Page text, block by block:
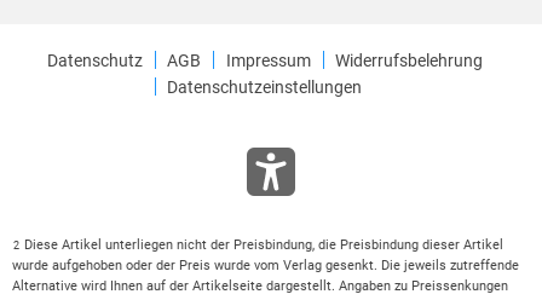
Datenschutz AGB Impressum
Widerrufsbelehrung
Datenschutzeinstellungen
2 Diese Artikel unterliegen nicht der Preisbindung, die Preisbindung dieser Artikel
wurde aufgehoben oder der Preis wurde vom Verlag gesenkt. Die jeweils zutreffende
Alternative wird Ihnen auf der Artikelseite dargestellt. Angaben zu Preissenkungen